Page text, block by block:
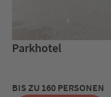
Parkhotel
BIS ZU 160 PERSONEN